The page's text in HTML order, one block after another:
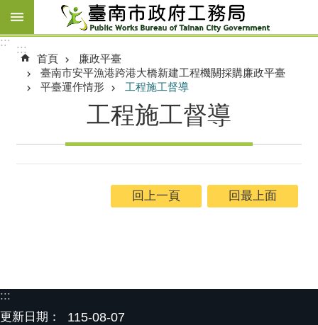
跳到主要內容區塊
:::
:::
首頁
廉政平臺
臺南市安平漁港跨港大橋新建工程機關採購廉政平臺
平臺運作情形
工程施工督導
工程施工督導
回上一頁 回最上面
:::
更新日期：
115-08-07